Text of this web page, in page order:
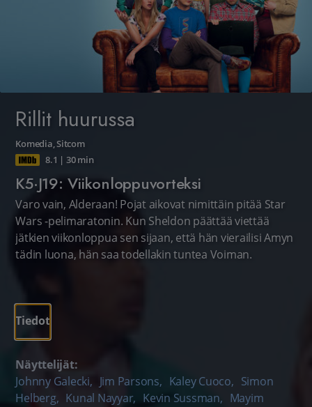
Rillit huurussa
Komedia,Sitcom
8.1 | 30 min
K5·J19: Viikonloppuvorteksi
Varo vain, Alderaan! Pojat aikovat nimittäin pitää Star
Wars -pelimaratonin. Kun Sheldon päättää viettää
jätkien viikonloppua sen sijaan, että hän vierailisi Amyn
tädin luona, hän saa todellakin tuntea Voiman.
Tiedot
Näyttelijät:
Johnny Galecki, Jim Parsons, Kaley Cuoco, Simon
Helberg, Kunal Nayyar, Kevin Sussman, Mayim